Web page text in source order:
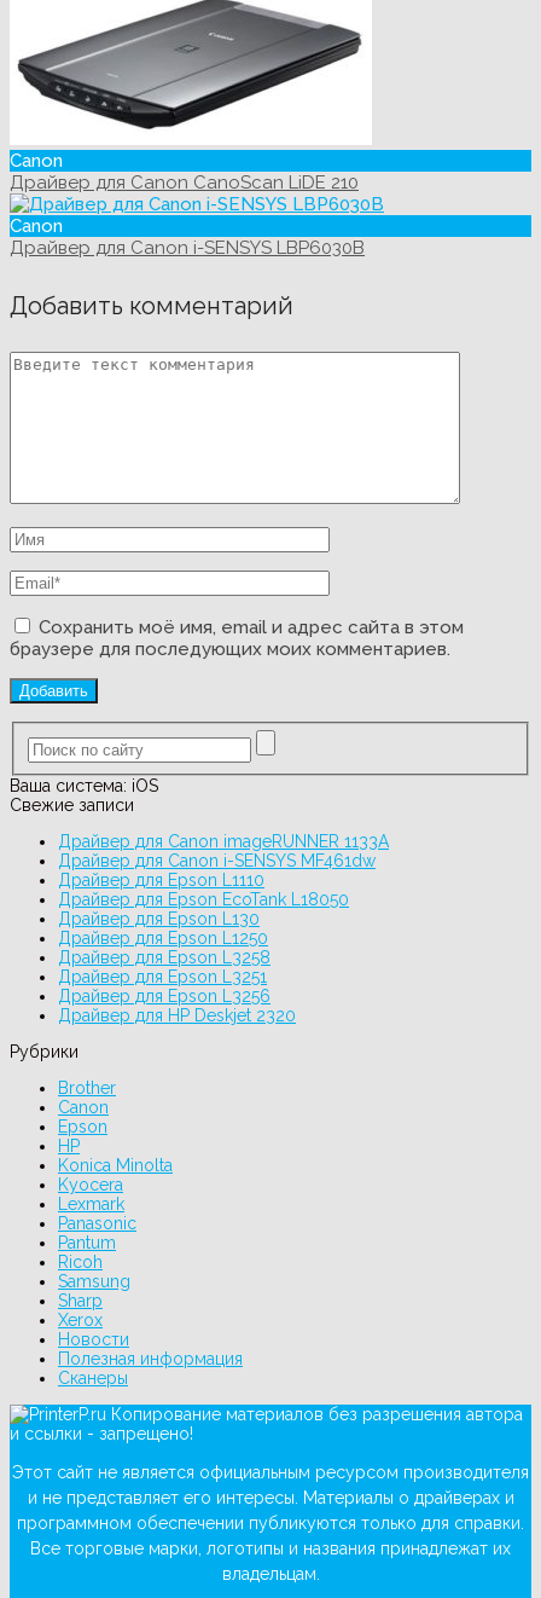
Canon
Драйвер для Canon CanoScan LiDE 210
Canon
Драйвер для Canon i-SENSYS LBP6030B
Добавить комментарий
Сохранить моё имя, email и адрес сайта в этом
браузере для последующих моих комментариев.
Ваша система: iOS
Свежие записи
Драйвер для Canon imageRUNNER 1133A
Драйвер для Canon i-SENSYS MF461dw
Драйвер для Epson L1110
Драйвер для Epson EcoTank L18050
Драйвер для Epson L130
Драйвер для Epson L1250
Драйвер для Epson L3258
Драйвер для Epson L3251
Драйвер для Epson L3256
Драйвер для HP Deskjet 2320
Рубрики
Brother
Canon
Epson
HP
Konica Minolta
Kyocera
Lexmark
Panasonic
Pantum
Ricoh
Samsung
Sharp
Xerox
Новости
Полезная информация
Сканеры
Копирование материалов без разрешения автора
и ссылки - запрещено!
Этот сайт не является официальным ресурсом производителя
и не представляет его интересы. Материалы о драйверах и
программном обеспечении публикуются только для справки.
Все торговые марки, логотипы и названия принадлежат их
владельцам.